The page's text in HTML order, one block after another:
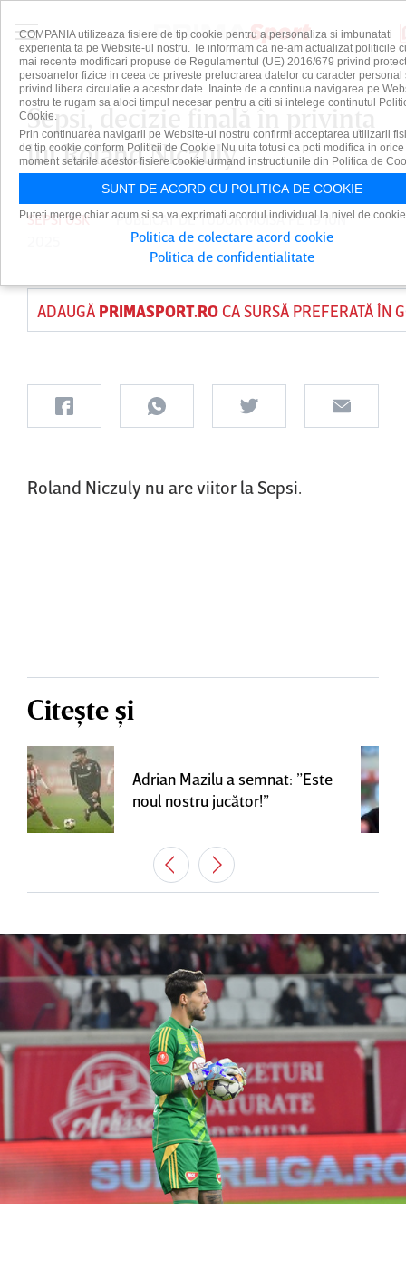
Sepsi, decizie finală în privinţa
lui Roland Niczuly
SEPSI OSK PUBLICAT DETUDOR MOISAPE 19 IUN
ADAUGĂ PRIMASPORT.ROCA SURSĂ PREFERATĂ ÎN
Roland Niczuly nu are viitor la Sepsi.
Citește și
Adrian Mazilu a semnat: ”Este
noul nostru jucător!”
COMPANIA utilizeaza fisiere de tip cookie pentru a personaliza si imbunatati
experienta ta pe Website-ul nostru. Te informam ca ne-am actualizat politicile
mai recente modificari propuse de Regulamentul (UE) 2016/679 privind
persoanelor fizice in ceea ce priveste prelucrarea datelor cu caracter personal
privind libera circulatie a acestor date. Inainte de a continua navigarea pe
nostru te rugam sa aloci timpul necesar pentru a citi si intelege continutul
Cookie.
Prin continuarea navigarii pe Website-ul nostru confirmi acceptarea utilizarii
de tip cookie conform Politicii de Cookie. Nu uita totusi ca poti modifica in orice
moment setarile acestor fisiere cookie urmand instructiunile din Politica de
SUNT DE ACORD CU POLITICA DE COOKIE
Puteti merge chiar acum si sa va exprimati acordul individual la nivel de
Politica de colectare acord cookie
Politica de confidentialitate